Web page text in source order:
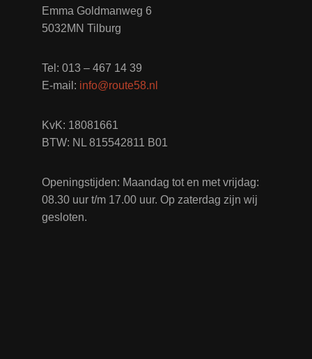
Emma Goldmanweg 6
5032MN Tilburg
Tel: 013 – 467 14 39
E-mail: info@route58.nl
KvK: 18081661
BTW: NL 815542811 B01
Openingstijden: Maandag tot en met vrijdag:
08.30 uur t/m 17.00 uur. Op zaterdag zijn wij
gesloten.